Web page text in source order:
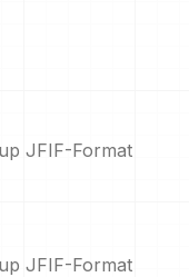
JFIF-Format
JFIF-Format